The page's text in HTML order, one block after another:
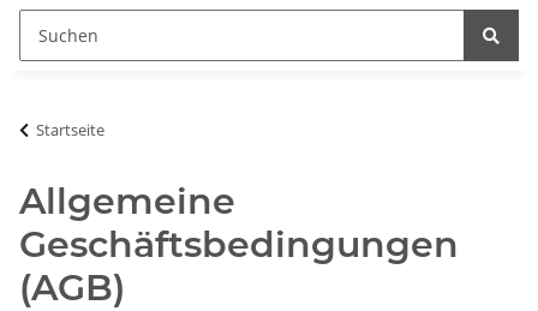
Startseite
Allgemeine
Geschäftsbedingungen
(AGB)